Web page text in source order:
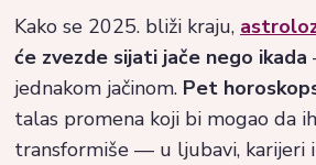
Kako se 2025. bliži kraju,
će zvezde sija­ti jače nego ikada
jednakom jačinom. Pet
talas promena koji bi mogao da
transformiše — u ljubavi, karijeri i